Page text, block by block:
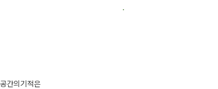
공간의기적은